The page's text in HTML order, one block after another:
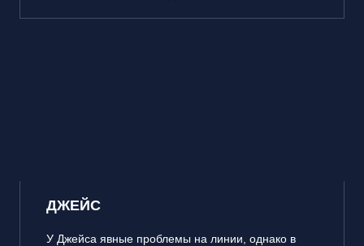
ДЖЕЙС
У Джейса явные проблемы на линии, однако в